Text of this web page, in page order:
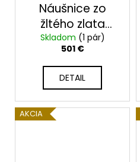
Náušnice zo
žltého zlata
23210Z
Skladom (1 pár)
501 €
DETAIL
AKCIA